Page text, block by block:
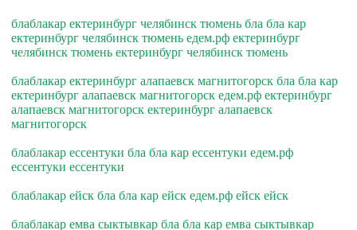
блаблакар ектеринбург челябинск тюмень бла бла кар
ектеринбург челябинск тюмень едем.рф ектеринбург
челябинск тюмень ектеринбург челябинск тюмень
блаблакар ектеринбург алапаевск магнитогорск бла бла кар
ектеринбург алапаевск магнитогорск едем.рф ектеринбург
алапаевск магнитогорск ектеринбург алапаевск
магнитогорск
блаблакар ессентуки бла бла кар ессентуки едем.рф
ессентуки ессентуки
блаблакар ейск бла бла кар ейск едем.рф ейск ейск
блаблакар емва сыктывкар бла бла кар емва сыктывкар